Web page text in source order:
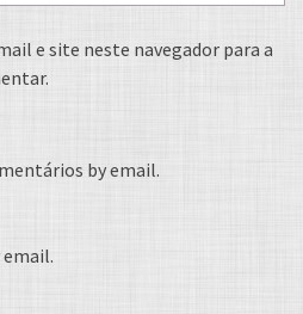
e site neste navegador para a
by email.